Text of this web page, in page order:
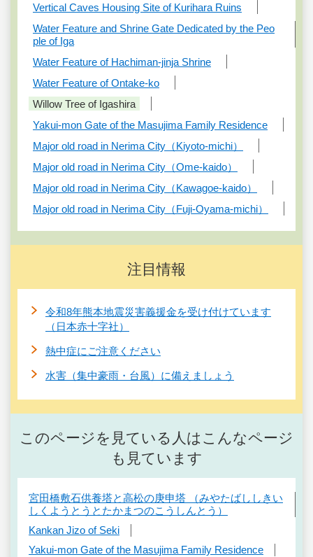
Vertical Caves Housing Site of Kurihara Ruins
Water Feature and Shrine Gate Dedicated by the Peo
ple of Iga
Water Feature of Hachiman-jinja Shrine
Water Feature of Ontake-ko
Willow Tree of Igashira
Yakui-mon Gate of the Masujima Family Residence
Major old road in Nerima City（Kiyoto-michi）
Major old road in Nerima City（Ome-kaido）
Major old road in Nerima City（Kawagoe-kaido）
Major old road in Nerima City（Fuji-Oyama-michi）
注目情報
令和8年熊本地震災害義援金を受け付けています
（日本赤十字社）
熱中症にご注意ください
水害（集中豪雨・台風）に備えましょう
このページを見ている人はこんなページ
も見ています
宮田橋敷石供養塔と高松の庚申塔 （みやたばししきい
しくようとうとたかまつのこうしんとう）
Kankan Jizo of Seki
Yakui-mon Gate of the Masujima Family Residence